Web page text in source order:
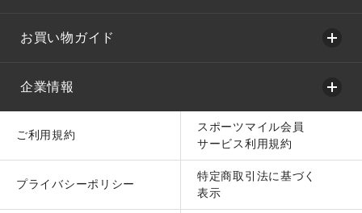
お買い物ガイド
企業情報
ご利用規約
スポーツマイル会員
サービス利用規約
プライバシーポリシー
特定商取引法に基づく
表示